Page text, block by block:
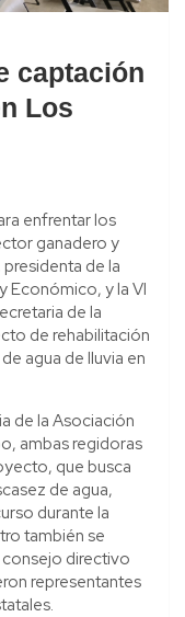
captación
Los
enfrentar los
ganadero y
de la
Económico, y la VI
de la
de rehabilitación
agua de lluvia en
de la Asociación
ambas regidoras
que busca
de agua,
durante la
también se
directivo
representantes